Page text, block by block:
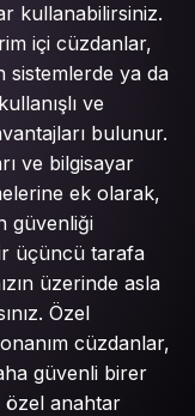
kullanabilirsiniz.
içi cüzdanlar,
sistemlerde ya da
ve
bulunur.
ve bilgisayar
ek olarak,
güvenliği
üçüncü tarafa
üzerinde asla
Özel
cüzdanlar,
güvenli birer
özel anahtar